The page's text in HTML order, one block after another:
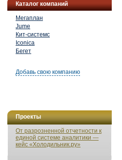
Каталог компаний
Мегаплан
Jume
Кит-системс
Iconica
Бегет
Добавь свою компанию
Проекты
От разрозненной отчетности к
единой системе аналитики —
кейс «Холодильник.ру»